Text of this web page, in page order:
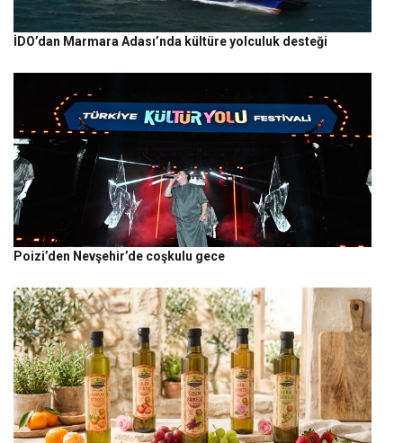
İDO’dan Marmara Adası’nda kültüre yolculuk desteği
Poizi’den Nevşehir’de coşkulu gece